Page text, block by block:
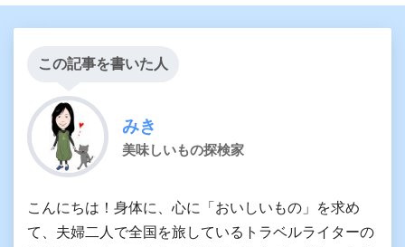
この記事を書いた人
みき
美味しいもの探検家
こんにちは！身体に、心に「おいしいもの」を求め
て、夫婦二人で全国を旅しているトラベルライターの